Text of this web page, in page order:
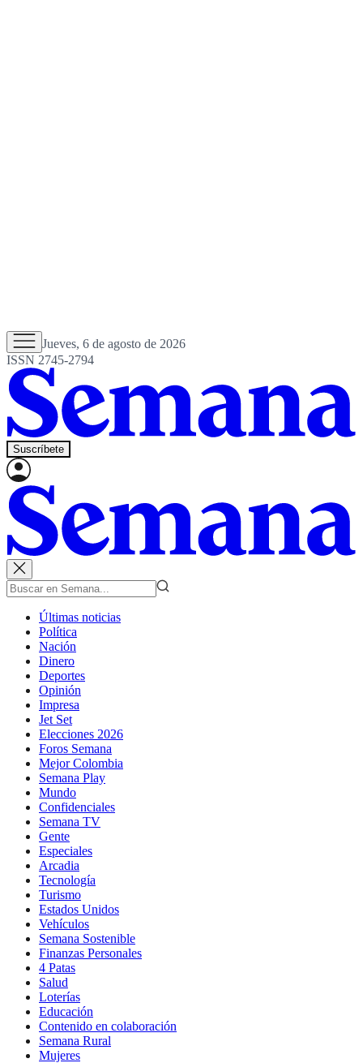
Jueves, 6 de agosto de 2026
ISSN 2745-2794
Suscríbete
Últimas noticias
Política
Nación
Dinero
Deportes
Opinión
Impresa
Jet Set
Elecciones 2026
Foros Semana
Mejor Colombia
Semana Play
Mundo
Confidenciales
Semana TV
Gente
Especiales
Arcadia
Tecnología
Turismo
Estados Unidos
Vehículos
Semana Sostenible
Finanzas Personales
4 Patas
Salud
Loterías
Educación
Contenido en colaboración
Semana Rural
Mujeres